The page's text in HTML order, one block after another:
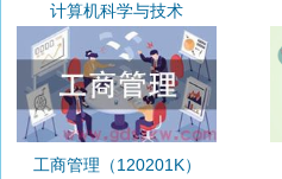
计算机科学与技术
（080901）
工商管理（120201K）